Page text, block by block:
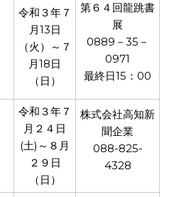
令和３年７
月13日
（火）～７
月18日
（日）
第６４回龍跳書
展
0889－35－
0971
最終日15：00
令和３年７
月２４日
(土)～８月
２９日
（日）
株式会社高知新
聞企業
088-825-
4328